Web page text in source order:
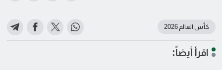
كأس العالم 2026
اقرأ أيضاً: